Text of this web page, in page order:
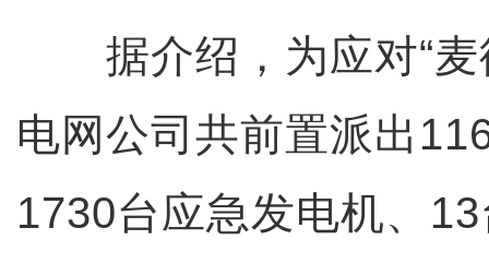
据介绍，为应对“麦
电网公司共前置派出
1730台应急发电机、